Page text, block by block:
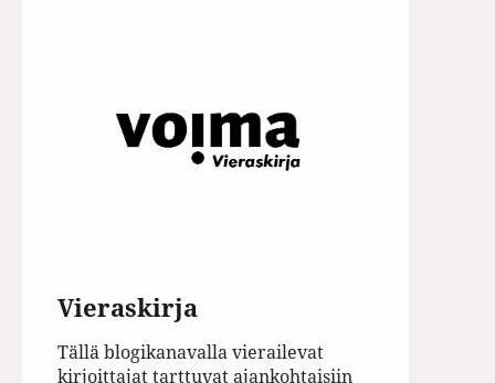
Vieraskirja
Tällä blogikanavalla vierailevat
kirjoittajat tarttuvat ajankohtaisiin